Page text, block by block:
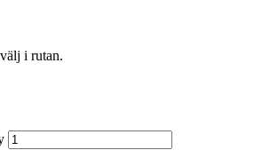
i rutan.